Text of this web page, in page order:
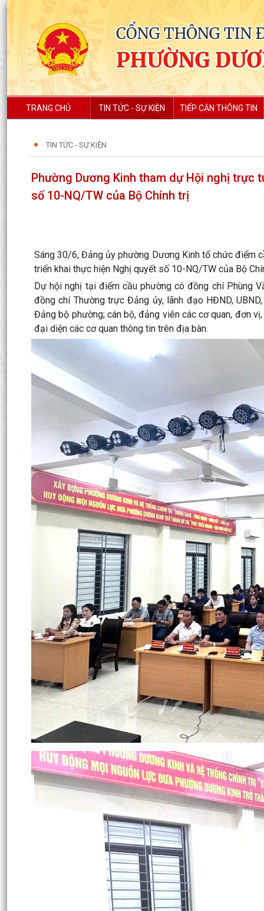
TRANG CHỦ TIN TỨC - SỰ KIỆN TIẾP CẬN THÔNG TIN
TIN TỨC - SỰ KIỆN
Phường Dương Kinh tham dự Hội nghị trực
số 10-NQ/TW của Bộ Chính trị
Sáng 30/6, Đảng ủy phường Dương Kinh tổ chức điểm
triển khai thực hiện Nghị quyết số 10-NQ/TW của Bộ
Dự hội nghị tại điểm cầu phường có đồng chí Phùng
đồng chí Thường trực Đảng ủy, lãnh đạo HĐND,
Đảng bộ phường; cán bộ, đảng viên các cơ quan, đơn
đại diện các cơ quan thông tin trên địa bàn.